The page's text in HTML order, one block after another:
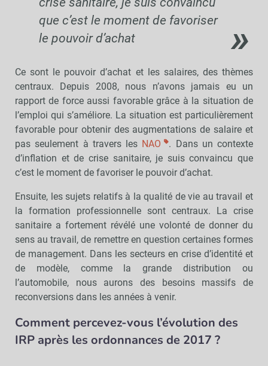
que c’est le moment de favoriser
le pouvoir d’achat
Ce sont le pouvoir d’achat et les salaires, des thèmes
centraux. Depuis 2008, nous n’avons jamais eu un
rapport de force aussi favorable grâce à la situation de
l’emploi qui s’améliore. La situation est particulièrement
favorable pour obtenir des augmentations de salaire et
pas seulement à travers les NAO
. Dans un contexte
d’inflation et de crise sanitaire, je suis convaincu que
c’est le moment de favoriser le pouvoir d’achat.
Ensuite, les sujets relatifs à la qualité de vie au travail et
la formation professionnelle sont centraux. La crise
sanitaire a fortement révélé une volonté de donner du
sens au travail, de remettre en question certaines formes
de management. Dans les secteurs en crise d’identité et
de modèle, comme la grande distribution ou
l’automobile, nous aurons des besoins massifs de
reconversions dans les années à venir.
Comment percevez-vous l’évolution des
IRP après les ordonnances de 2017 ?